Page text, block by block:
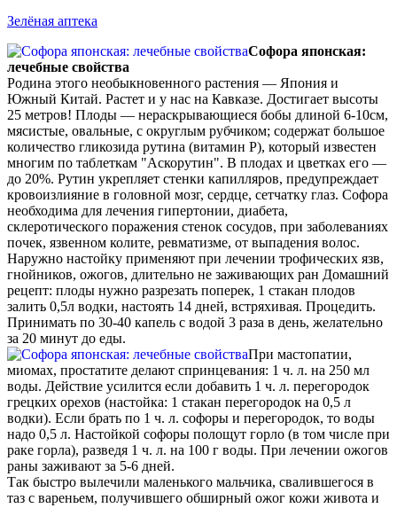
Зелёная аптека
Софора японская:
лечебные свойства
Родина этого необыкновенного растения — Япония и
Южный Китай. Растет и у нас на Кавказе. Достигает высоты
25 метров! Плоды — нераскрывающиеся бобы длиной 6-10см,
мясистые, овальные, с округлым рубчиком; содержат большое
количество гликозида рутина (витамин Р), который известен
многим по таблеткам "Аскорутин". В плодах и цветках его —
до 20%. Рутин укрепляет стенки капилляров, предупреждает
кровоизлияние в головной мозг, сердце, сетчатку глаз. Софора
необходима для лечения гипертонии, диабета,
склеротического поражения стенок сосудов, при заболеваниях
почек, язвенном колите, ревматизме, от выпадения волос.
Наружно настойку применяют при лечении трофических язв,
гнойников, ожогов, длительно не заживающих ран Домашний
рецепт: плоды нужно разрезать поперек, 1 стакан плодов
залить 0,5л водки, настоять 14 дней, встряхивая. Процедить.
Принимать по 30-40 капель с водой 3 раза в день, желательно
за 20 минут до еды.
При мастопатии,
миомах, простатите делают спринцевания: 1 ч. л. на 250 мл
воды. Действие усилится если добавить 1 ч. л. перегородок
грецких орехов (настойка: 1 стакан перегородок на 0,5 л
водки). Если брать по 1 ч. л. софоры и перегородок, то воды
надо 0,5 л. Настойкой софоры полощут горло (в том числе при
раке горла), разведя 1 ч. л. на 100 г воды. При лечении ожогов
раны заживают за 5-6 дней.
Так быстро вылечили маленького мальчика, свалившегося в
таз с вареньем, получившего обширный ожог кожи живота и